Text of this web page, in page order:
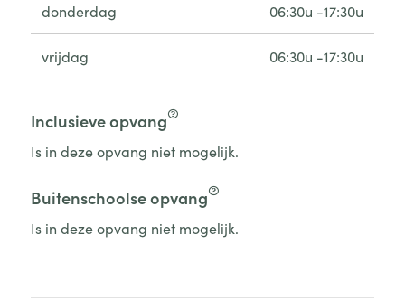
donderdag 06:30u -17:30u
vrijdag 06:30u -17:30u
Inclusieve opvang
Is in deze opvang niet mogelijk.
Buitenschoolse opvang
Is in deze opvang niet mogelijk.